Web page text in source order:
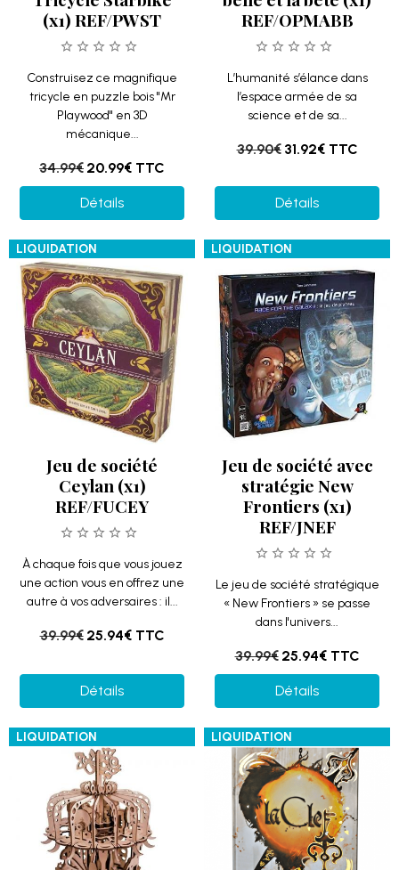
(x1) REF/PWST
Construisez ce magnifique
tricycle en puzzle bois "Mr
Playwood" en 3D
mécanique...
34.99€ 20.99€ TTC
Détails
REF/OPMABB
L’humanité s’élance dans
l’espace armée de sa
science et de sa...
39.90€ 31.92€ TTC
Détails
LIQUIDATION
Jeu de société
Ceylan (x1)
REF/FUCEY
À chaque fois que vous jouez
une action vous en offrez une
autre à vos adversaires : il...
39.99€ 25.94€ TTC
Détails
LIQUIDATION
Jeu de société avec
stratégie New
Frontiers (x1)
REF/JNEF
Le jeu de société stratégique
« New Frontiers » se passe
dans l'univers...
39.99€ 25.94€ TTC
Détails
LIQUIDATION LIQUIDATION